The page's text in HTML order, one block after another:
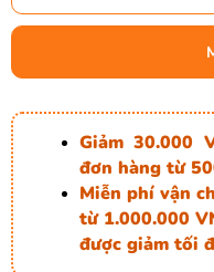
Giảm 30.000
đơn hàng từ
Miễn phí vận
từ 1.000.000
được giảm tối